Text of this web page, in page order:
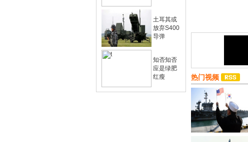
土耳其或
放弃S400
导弹
知否知否
应是绿肥
红瘦
热门视频